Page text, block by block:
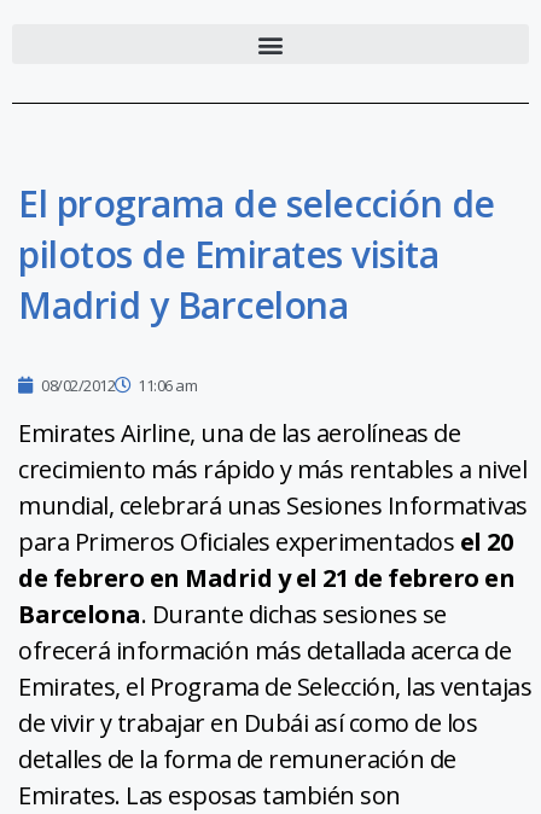
El programa de selección de
pilotos de Emirates visita
Madrid y Barcelona
08/02/2012 11:06 am
Emirates Airline, una de las aerolíneas de
crecimiento más rápido y más rentables a nivel
mundial, celebrará unas Sesiones Informativas
para Primeros Oficiales experimentados el 20
de febrero en Madrid y el 21 de febrero en
Barcelona. Durante dichas sesiones se
ofrecerá información más detallada acerca de
Emirates, el Programa de Selección, las ventajas
de vivir y trabajar en Dubái así como de los
detalles de la forma de remuneración de
Emirates. Las esposas también son